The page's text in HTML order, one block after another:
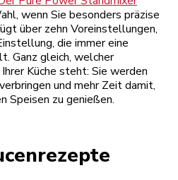
wenn Sie besonders präzise
über zehn Voreinstellungen,
die immer eine
Ganz gleich, welcher
Küche steht: Sie werden
und mehr Zeit damit,
Speisen zu genießen.